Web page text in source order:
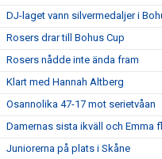
DJ-laget vann silvermedaljer i
Rosers drar till Bohus Cup
Rosers nådde inte ända fram
Klart med Hannah Altberg
Osannolika 47-17 mot serietvåan
Damernas sista ikväll och Emma
Juniorerna på plats i Skåne